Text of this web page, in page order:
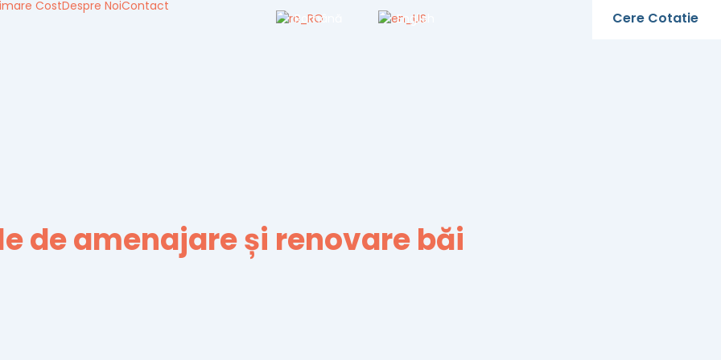
CostDespre NoiContact
Română
English Cere Cotatie
de amenajareși renovarebăi